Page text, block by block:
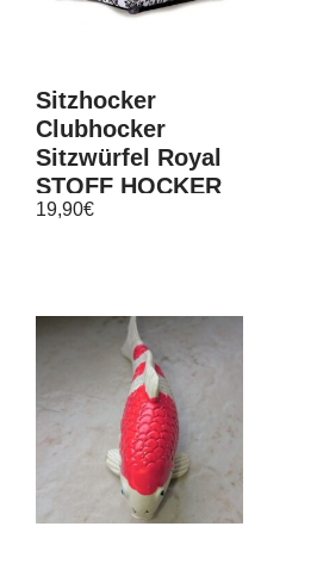
Sitzhocker
Clubhocker
Sitzwürfel Royal
STOFF HOCKER
MIT Ornamenten
19,90€